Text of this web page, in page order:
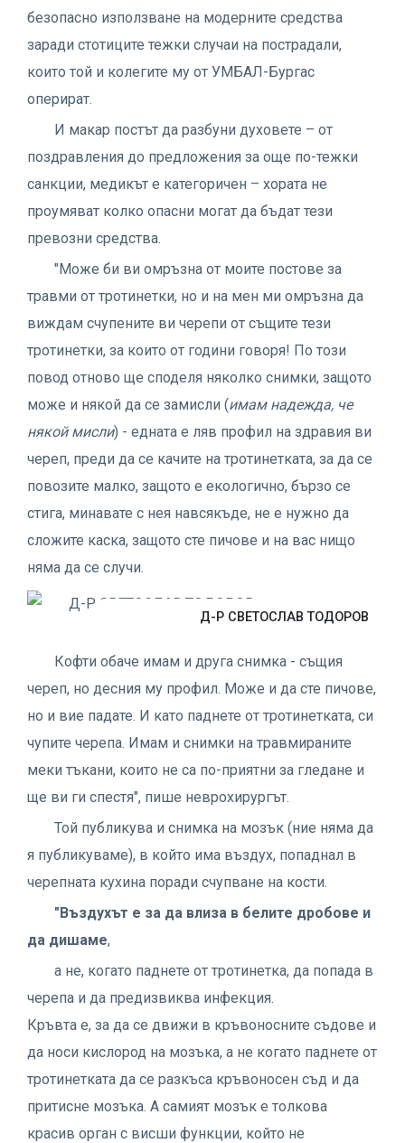
безопасно използване на модерните средства
заради стотиците тежки случаи на пострадали,
които той и колегите му от УМБАЛ-Бургас
оперират.
И макар постът да разбуни духовете – от
поздравления до предложения за още по-тежки
санкции, медикът е категоричен – хората не
проумяват колко опасни могат да бъдат тези
превозни средства.
"Може би ви омръзна от моите постове за
травми от тротинетки, но и на мен ми омръзна да
виждам счупените ви черепи от същите тези
тротинетки, за които от години говоря! По този
повод отново ще споделя няколко снимки, защото
може и някой да се замисли (имам надежда, че
някой мисли) - едната е ляв профил на здравия ви
череп, преди да се качите на тротинетката, за да се
повозите малко, защото е екологично, бързо се
стига, минавате с нея навсякъде, не е нужно да
сложите каска, защото сте пичове и на вас нищо
няма да се случи.
Д-Р СВЕТОСЛАВ ТОДОРОВ
Кофти обаче имам и друга снимка - същия
череп, но десния му профил. Може и да сте пичове,
но и вие падате. И като паднете от тротинетката, си
чупите черепа. Имам и снимки на травмираните
меки тъкани, които не са по-приятни за гледане и
ще ви ги спестя", пише неврохирургът.
Той публикува и снимка на мозък (ние няма да
я публикуваме), в който има въздух, попаднал в
черепната кухина поради счупване на кости.
"Въздухът е за да влиза в белите дробове и
да дишаме,
а не, когато паднете от тротинетка, да попада в
черепа и да предизвиква инфекция.
Кръвта е, за да се движи в кръвоносните съдове и
да носи кислород на мозъка, а не когато паднете от
тротинетката да се разкъса кръвоносен съд и да
притисне мозъка. А самият мозък е толкова
красив орган с висши функции, който не